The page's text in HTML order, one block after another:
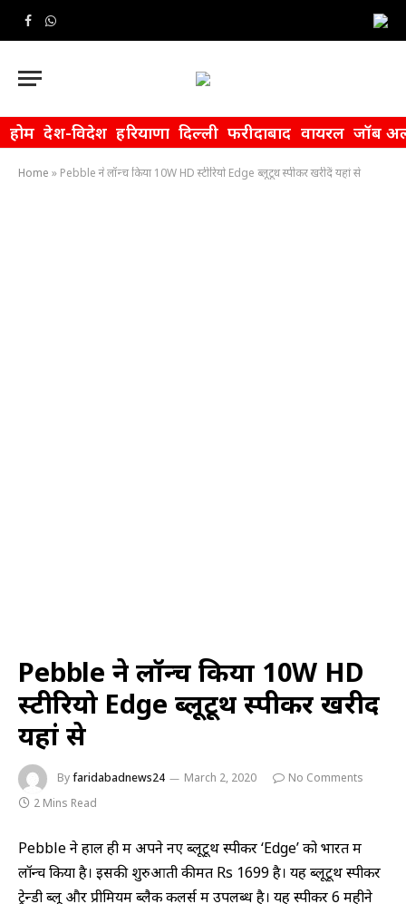
Facebook
WhatsApp
होम देश-विदेश हरियाणा दिल्ली फरीदाबाद वायरल जॉब
Home » Pebble ने लॉन्च किया 10W HD स्टीरियो Edge ब्लूटूथ स्पीकर खरीदें यहां से
Pebble ने लॉन्च किया 10W HD
स्टीरियो Edge ब्लूटूथ स्पीकर खरीदें
यहां से
Byfaridabadnews24 March 2, 2020
No Comments
2 Mins Read
Pebble ने हाल ही में अपने नए ब्लूटूथ स्पीकर ‘Edge’ को भारत में
लॉन्च किया है। इसकी शुरुआती कीमत Rs 1699 है। यह ब्लूटूथ स्पीकर
ट्रेन्डी ब्लू और प्रीमियम ब्लैक कलर्स में उपलब्ध है। यह स्पीकर 6 महीने